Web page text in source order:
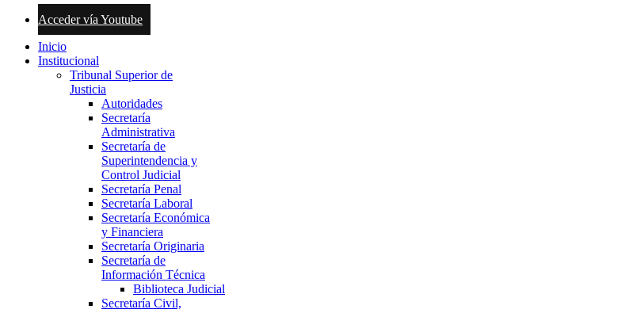
Acceder vía Youtube
Inicio
Institucional
Tribunal Superior de
Justicia
Autoridades
Secretaría
Administrativa
Secretaría de
Superintendencia y
Control Judicial
Secretaría Penal
Secretaría Laboral
Secretaría Económica
y Financiera
Secretaría Originaria
Secretaría de
Información Técnica
Biblioteca Judicial
Secretaría Civil,